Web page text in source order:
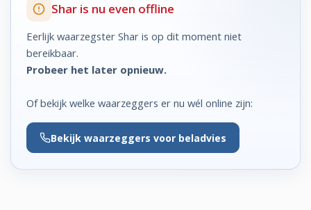
Shar is nu even offline
Eerlijk waarzegster Shar is op dit moment niet
bereikbaar.
Probeer het later opnieuw.
Of bekijk welke waarzeggers er nu wél online zijn:
Bekijk waarzeggers voor beladvies